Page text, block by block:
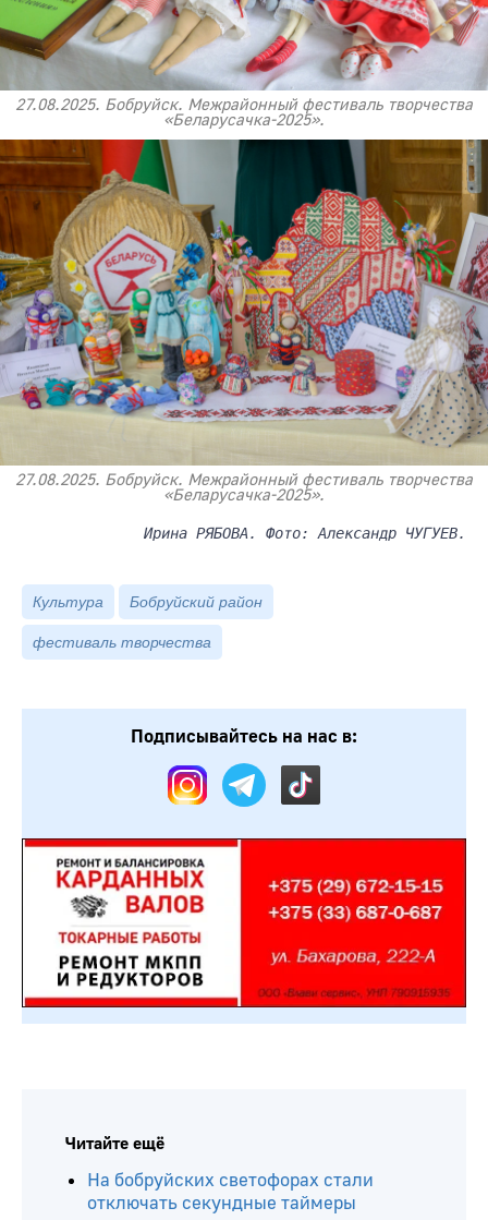
27.08.2025. Бобруйск. Межрайонный фестиваль творчества
«Беларусачка-2025».
27.08.2025. Бобруйск. Межрайонный фестиваль творчества
«Беларусачка-2025».
Ирина РЯБОВА. Фото: Александр ЧУГУЕВ.
Культура Бобруйский район
фестиваль творчества
Подписывайтесь на нас в:
Читайте ещё
На бобруйских светофорах стали
отключать секундные таймеры